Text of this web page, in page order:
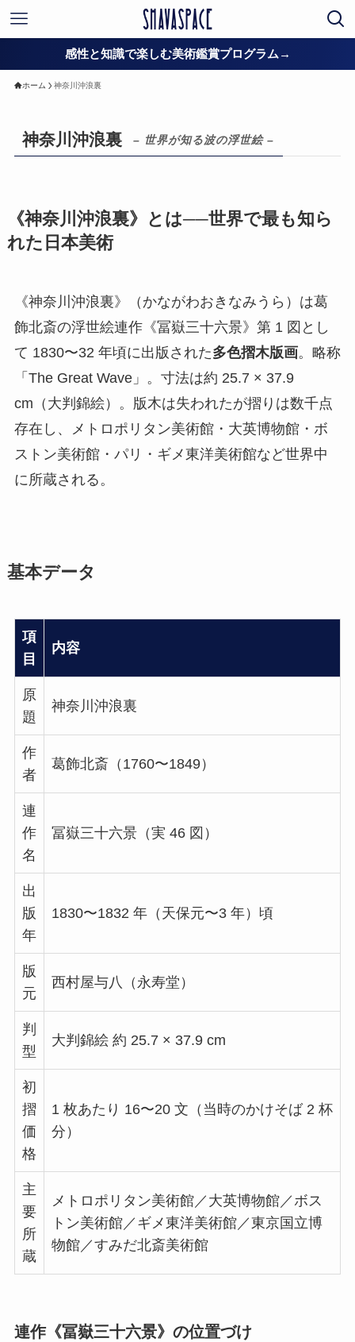
感性と知識で楽しむ美術鑑賞プログラム→
ホーム 神奈川沖浪裏
神奈川沖浪裏 – 世界が知る波の浮世絵 –
《神奈川沖浪裏》とは──世界で最も知ら
れた日本美術
《神奈川沖浪裏》（かながわおきなみうら）は葛
飾北斎の浮世絵連作《冨嶽三十六景》第 1 図とし
て 1830〜32 年頃に出版された多色摺木版画。略称
「The Great Wave」。寸法は約 25.7 × 37.9
cm（大判錦絵）。版木は失われたが摺りは数千点
存在し、メトロポリタン美術館・大英博物館・ボ
ストン美術館・パリ・ギメ東洋美術館など世界中
に所蔵される。
基本データ
項
目
内容
原
題
神奈川沖浪裏
作
者
葛飾北斎（1760〜1849）
連
作
名
冨嶽三十六景（実 46 図）
出
版
年
1830〜1832 年（天保元〜3 年）頃
版
元
西村屋与八（永寿堂）
判
型
大判錦絵 約 25.7 × 37.9 cm
初
摺
価
格
1 枚あたり 16〜20 文（当時のかけそば 2 杯
分）
主
要
所
蔵
メトロポリタン美術館／大英博物館／ボス
トン美術館／ギメ東洋美術館／東京国立博
物館／すみだ北斎美術館
連作《冨嶽三十六景》の位置づけ